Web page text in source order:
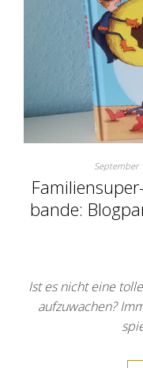
September
bande:
Ist es nicht eine
aufzuwachen?